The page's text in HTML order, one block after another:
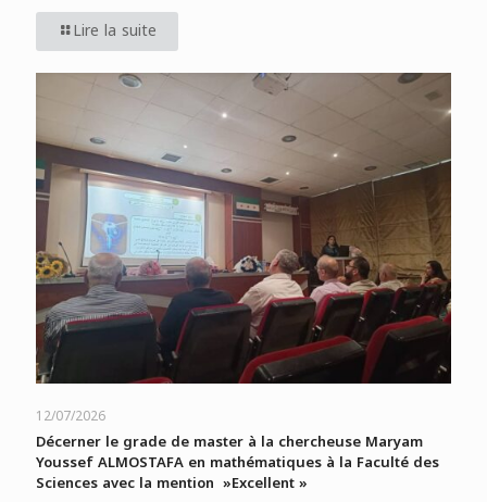
Lire la suite
12/07/2026
Décerner le grade de master à la chercheuse Maryam
Youssef ALMOSTAFA en mathématiques à la Faculté des
Sciences avec la mention »Excellent »